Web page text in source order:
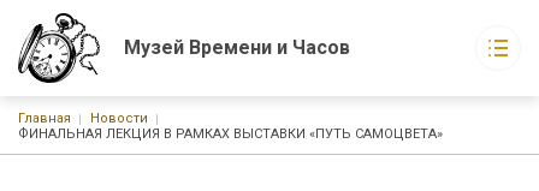
Музей Времени и Часов
Основная навигация
О музее
Строка навигации
Главная
Новости
ФИНАЛЬНАЯ ЛЕКЦИЯ В РАМКАХ ВЫСТАВКИ «ПУТЬ САМОЦВЕТА»